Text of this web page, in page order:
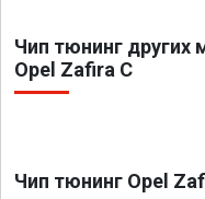
Чип тюнинг других
Opel Zafira C
Чип тюнинг Opel